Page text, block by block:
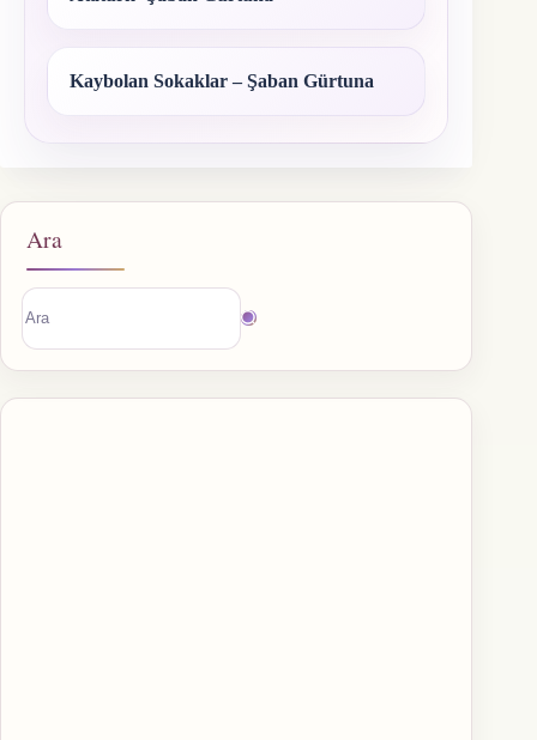
Kaybolan Sokaklar – Şaban Gürtuna
Ara